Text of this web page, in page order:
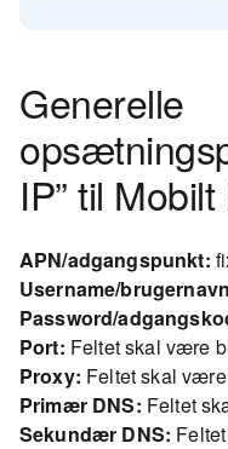
Generelle
IP” til
APN/adgangspunkt:
Username/
Password/
Port: Feltet skal være
Proxy: Feltet skal
Primær DNS: Feltet
Sekundær DNS: